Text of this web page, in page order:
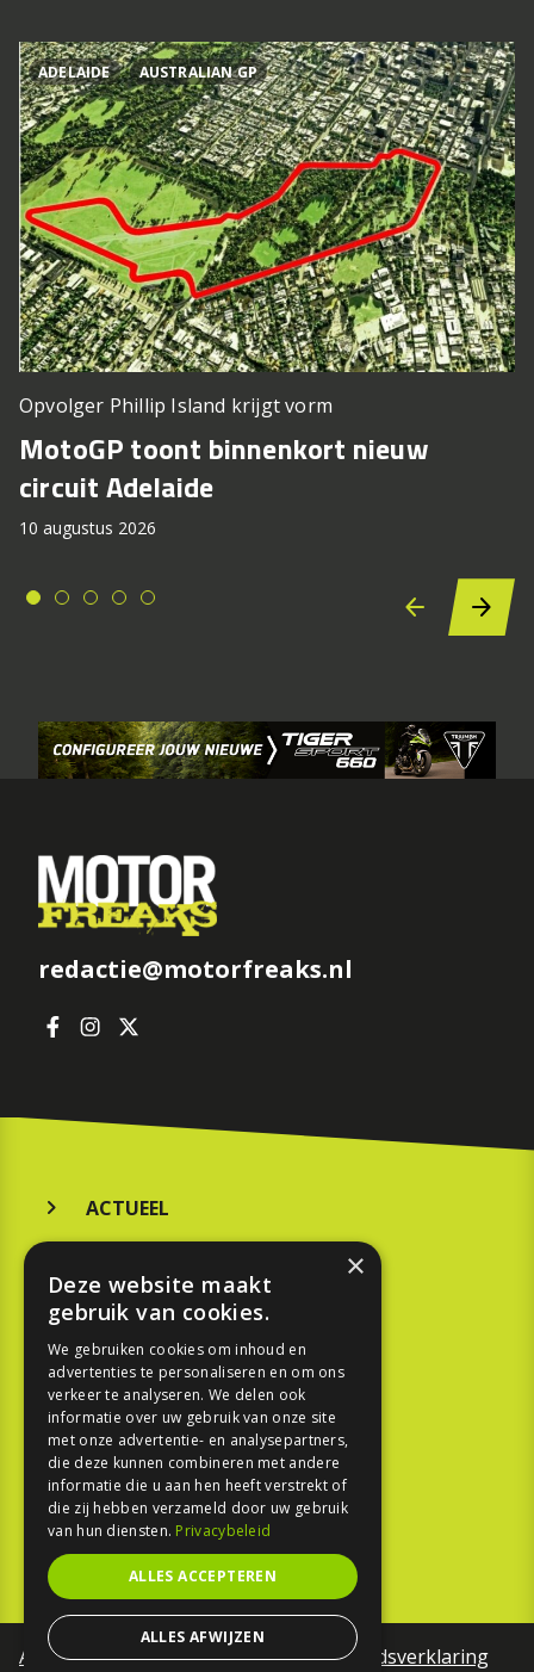
ADELAIDE AUSTRALIAN GP
Opvolger Phillip Island krijgt vorm
MotoGP toont binnenkort nieuw
circuit Adelaide
10 augustus 2026
redactie@motorfreaks.nl
ACTUEEL
KOOPGIDS
TESTEN
SPORT
REPORTAGE
TOUREN
NIEUWSBRIEF
Algemene voorwaardenToegankelijkheidsverklaring
×
Deze website maakt
gebruik van cookies.
We gebruiken cookies om inhoud en
advertenties te personaliseren en om ons
verkeer te analyseren. We delen ook
informatie over uw gebruik van onze site
met onze advertentie- en analysepartners,
die deze kunnen combineren met andere
informatie die u aan hen heeft verstrekt of
die zij hebben verzameld door uw gebruik
van hun diensten. Privacybeleid
ALLES ACCEPTEREN
ALLES AFWIJZEN